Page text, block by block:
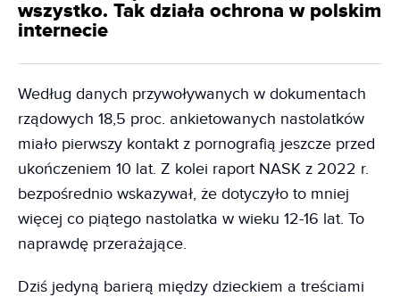
wszystko. Tak działa ochrona w polskim
internecie
Według danych przywoływanych w dokumentach
rządowych 18,5 proc. ankietowanych nastolatków
miało pierwszy kontakt z pornografią jeszcze przed
ukończeniem 10 lat. Z kolei raport NASK z 2022 r.
bezpośrednio wskazywał, że dotyczyło to mniej
więcej co piątego nastolatka w wieku 12-16 lat. To
naprawdę przerażające.
Dziś jedyną barierą między dzieckiem a treściami